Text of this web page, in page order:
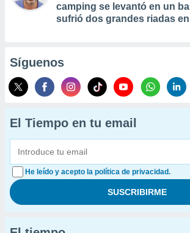
camping se levantó en un
sufrió dos grandes riadas
Síguenos
El Tiempo en tu email
He leído y acepto la política de privacidad.